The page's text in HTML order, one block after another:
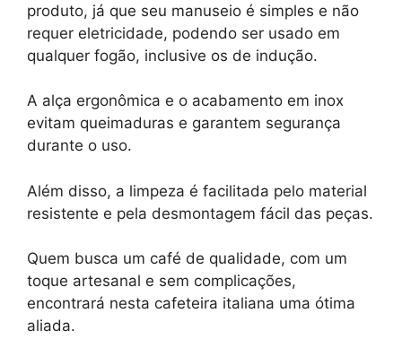
produto, já que seu manuseio é simples e não
requer eletricidade, podendo ser usado em
qualquer fogão, inclusive os de indução.
A alça ergonômica e o acabamento em inox
evitam queimaduras e garantem segurança
durante o uso.
Além disso, a limpeza é facilitada pelo material
resistente e pela desmontagem fácil das peças.
Quem busca um café de qualidade, com um
toque artesanal e sem complicações,
encontrará nesta cafeteira italiana uma ótima
aliada.